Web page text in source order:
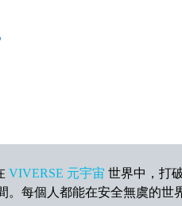
VIVERSE 元宇宙 世界中，打
每個人都能在安全無虞的世